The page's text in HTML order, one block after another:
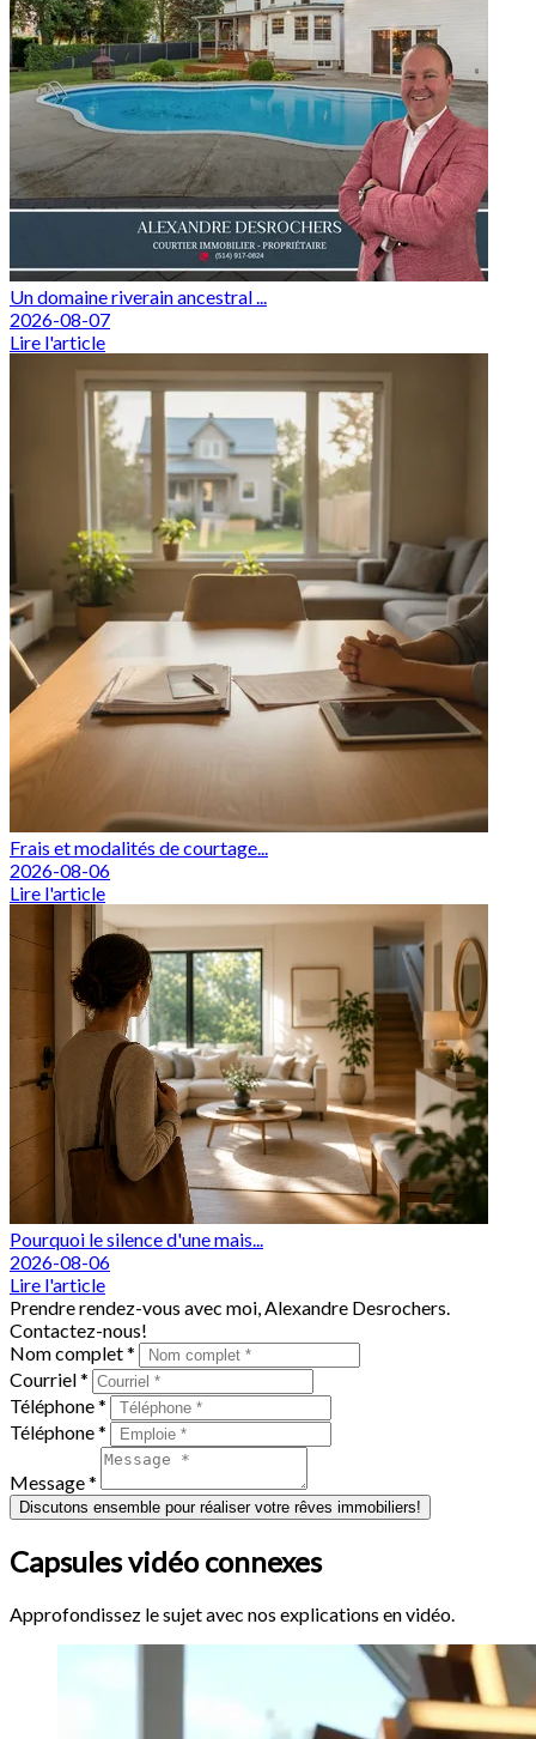
Un domaine riverain ancestral ...
2026-08-07
Lire l'article
Frais et modalités de courtage...
2026-08-06
Lire l'article
Pourquoi le silence d'une mais...
2026-08-06
Lire l'article
Prendre rendez-vous avec moi, Alexandre Desrochers.
Contactez-nous!
Nom complet *
Courriel *
Téléphone *
Téléphone *
Message *
Discutons ensemble pour réaliser votre rêves immobiliers!
Capsules vidéo connexes
Approfondissez le sujet avec nos explications en vidéo.